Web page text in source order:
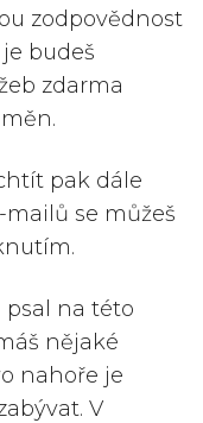
zodpovědnost
budeš
zdarma
pak dále
se můžeš
psal na této
nějaké
nahoře je
V